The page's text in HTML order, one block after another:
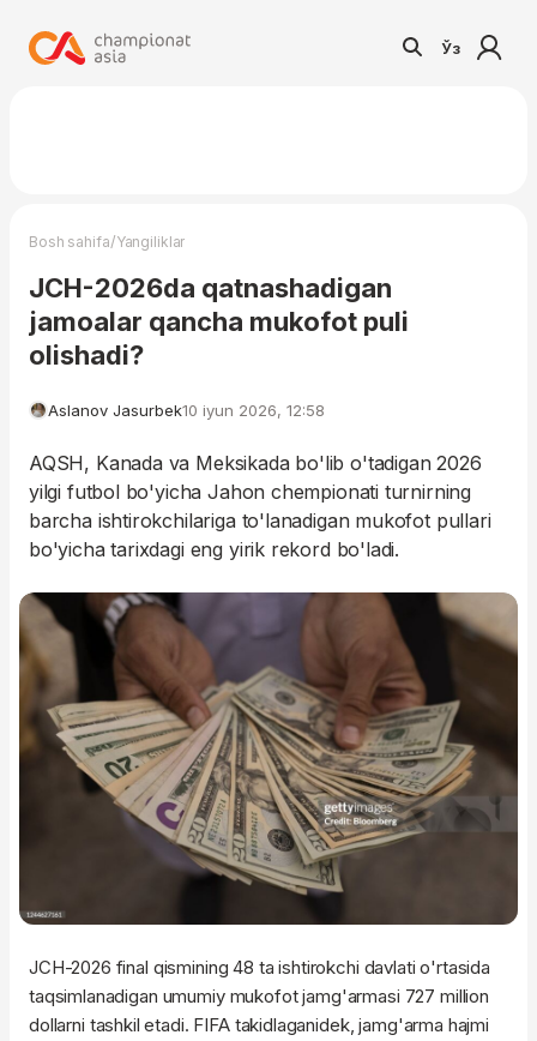
Ўз
Bosh sahifa/Yangiliklar
JCH-2026da qatnashadigan
jamoalar qancha mukofot puli
olishadi?
Aslanov Jasurbek10 iyun 2026, 12:58
AQSH, Kanada va Meksikada bo'lib o'tadigan 2026
yilgi futbol bo'yicha Jahon chempionati turnirning
barcha ishtirokchilariga to'lanadigan mukofot pullari
bo'yicha tarixdagi eng yirik rekord bo'ladi.
JCH-2026 final qismining 48 ta ishtirokchi davlati o'rtasida
taqsimlanadigan umumiy mukofot jamg'armasi 727 million
dollarni tashkil etadi. FIFA takidlaganidek, jamg'arma hajmi